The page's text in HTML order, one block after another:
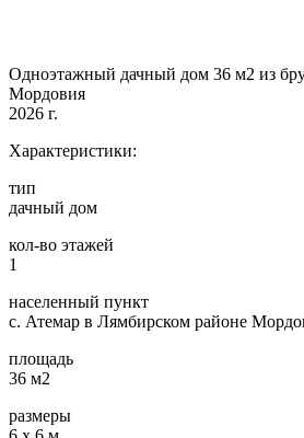
Одноэтажный дачный дом 36 м2 из
Мордовия
2026 г.
Характеристики:
тип
дачный дом
кол-во этажей
1
населенный пункт
с. Атемар в Лямбирском районе
площадь
36 м2
размеры